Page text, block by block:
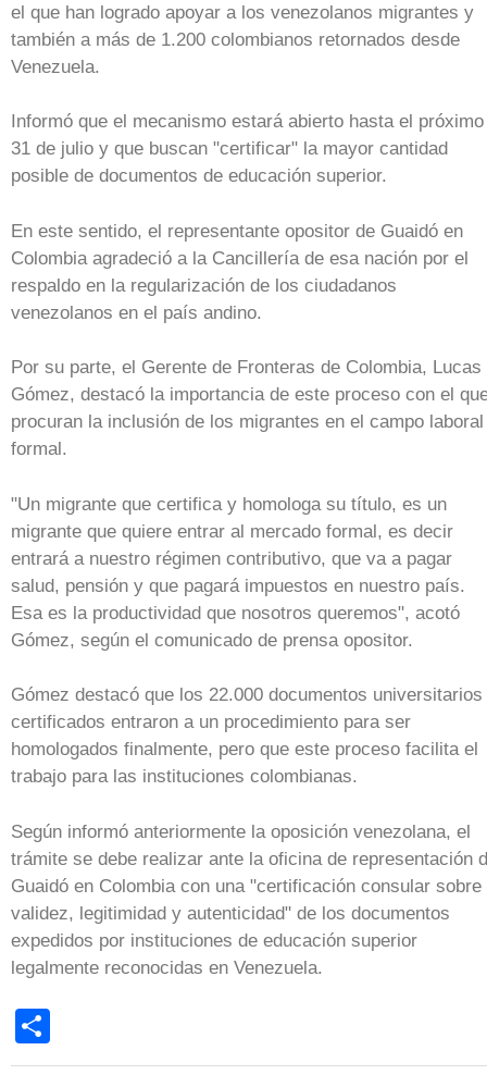
el que han logrado apoyar a los venezolanos migrantes y
también a más de 1.200 colombianos retornados desde
Venezuela.
Informó que el mecanismo estará abierto hasta el próximo
31 de julio y que buscan "certificar" la mayor cantidad
posible de documentos de educación superior.
En este sentido, el representante opositor de Guaidó en
Colombia agradeció a la Cancillería de esa nación por el
respaldo en la regularización de los ciudadanos
venezolanos en el país andino.
Por su parte, el Gerente de Fronteras de Colombia, Lucas
Gómez, destacó la importancia de este proceso con el
procuran la inclusión de los migrantes en el campo laboral
formal.
"Un migrante que certifica y homologa su título, es un
migrante que quiere entrar al mercado formal, es decir
entrará a nuestro régimen contributivo, que va a pagar
salud, pensión y que pagará impuestos en nuestro país.
Esa es la productividad que nosotros queremos", acotó
Gómez, según el comunicado de prensa opositor.
Gómez destacó que los 22.000 documentos universitarios
certificados entraron a un procedimiento para ser
homologados finalmente, pero que este proceso facilita el
trabajo para las instituciones colombianas.
Según informó anteriormente la oposición venezolana, el
trámite se debe realizar ante la oficina de representación
Guaidó en Colombia con una "certificación consular sobre
validez, legitimidad y autenticidad" de los documentos
expedidos por instituciones de educación superior
legalmente reconocidas en Venezuela.